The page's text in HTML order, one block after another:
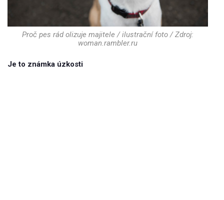
Proč pes rád olizuje majitele / ilustrační foto / Zdroj:
woman.rambler.ru
Je to známka úzkosti